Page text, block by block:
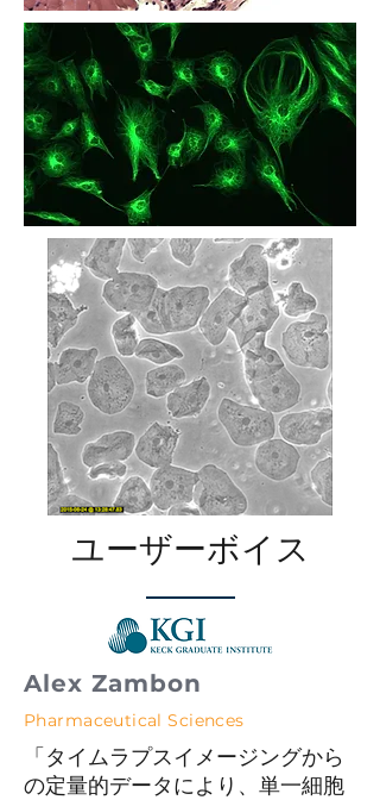
ユーザーボイス
Alex Zambon
Pharmaceutical Sciences
「タイムラプスイメージングから
の定量的データにより、単一細胞